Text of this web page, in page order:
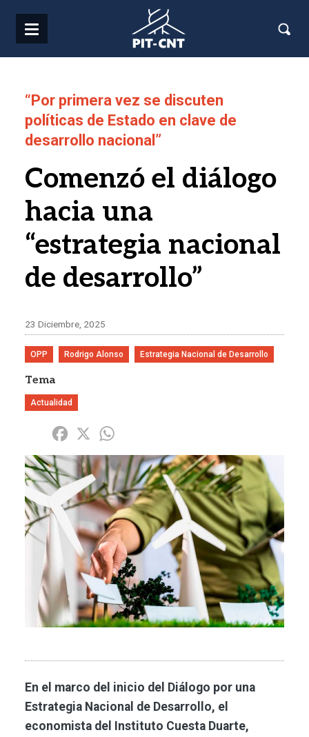
“Por primera vez se discuten
políticas de Estado en clave de
desarrollo nacional”
Comenzó el diálogo
hacia una
“estrategia nacional
de desarrollo”
23 Diciembre, 2025
OPP Rodrigo Alonso Estrategia Nacional de Desarrollo
Tema
Actualidad
Share Facebook
X
Imagen
En el marco del inicio del Diálogo por una
Estrategia Nacional de Desarrollo, el
economista del Instituto Cuesta Duarte,